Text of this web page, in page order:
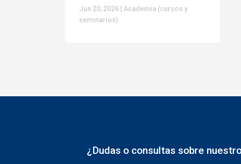
Jun 20, 2026 |Academia (cursos y
seminarios)
¿Dudas o consultas sobre